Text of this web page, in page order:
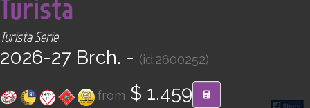
Turista
Turista Serie
2026-27 Brch. - (id:2600252)
from $ 1.459